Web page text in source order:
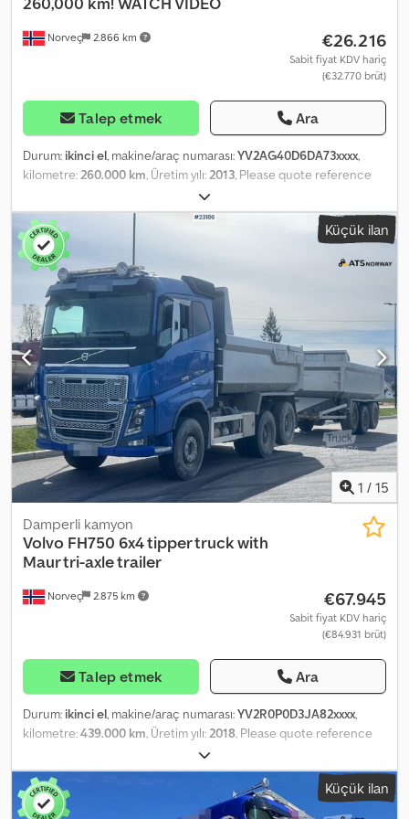
Norveç 2.866 km €26.216
Sabit fiyat KDV hariç
(€32.770 brüt)
Talep etmek Ara
Durum: ikinci el, makine/araç numarası:YV2AG40D6DA73xxxx,
kilometre:260.000 km, Üretim yılı:2013, Please quote reference
number: 23010 Specifications: Mileage: 260,000 km Transmission:
Automatic Suspension: Steel front, air rear Retarder Euro 5 Good
tires Heated tipper body Toolbox Trailer hitch VBG coupling
Webasto auxiliary heating Body (see pictures) 551 HP Codpozqrn
Sjfx Ac Ijrf Air horn 6x4 Light bar Nor Slep body Sleeper cab
Radio/CD Air conditioning Service partly by owner, partly by
workshop Immediately available Description: Volvo FH540 from
2013 with low mileage. Most maintenance carried out in
workshop, some done personally. Can be sold with triple trailer for
additional charge. Km: 260,000 HP: 550 Technical inspection: No
EU approved until: 13.03.2026 Kerb weight: 13,860 kg Gross weight:
30,000 kg Payload: 16,065 kg Width: 255 cm Length: 733 cm Euro: 5
Model: FH540 6x4 tipper – 260,000 km! SEE VIDEO Transmission:
Automatic = Further information = Please contact ATS Norway for
further details.
Küçük ilan
1 / 15
Norveç 2.875 km
Damperli kamyon
Volvo FH750 6x4 tipper truck with
Maur tri-axle trailer
€67.945
Sabit fiyat KDV hariç
(€84.931 brüt)
Talep etmek Ara
Durum: ikinci el, makine/araç numarası:YV2R0P0D3JA82xxxx,
kilometre:439.000 km, Üretim yılı:2018, Please quote reference
number: 23186 Vehicle Data: Crodpezqrufjfx Ac Ijf Mileage:
439,000 km (increasing) Transmission: Automatic Suspension:
Steel front, air rear Euro 6, 751 HP Good tires Retarder Maur body
Heated tipper body High-lift tailgate 6x4 configuration Trailer
Küçük ilan